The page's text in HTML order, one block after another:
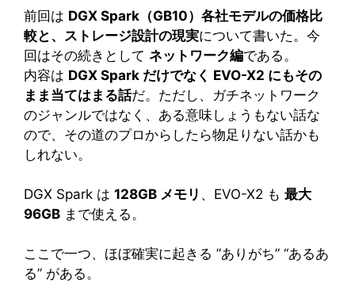
前回は DGX Spark（GB10）各社モデルの価格比
較と、ストレージ設計の現実について書いた。今
回はその続きとして ネットワーク編である。
内容は DGX Spark だけでなく EVO-X2 にもその
まま当てはまる話だ。ただし、ガチネットワーク
のジャンルではなく、ある意味しょうもない話な
ので、その道のプロからしたら物足りない話かも
しれない。
DGX Spark は 128GB メモリ 、EVO-X2 も 最大
96GB まで使える。
ここで一つ、ほぼ確実に起きる ”ありがち” “あるあ
る” がある。